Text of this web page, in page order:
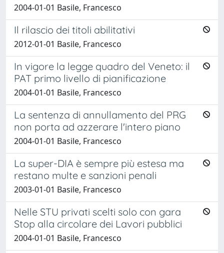
2004-01-01 Basile, Francesco
Il rilascio dei titoli abilitativi
2012-01-01 Basile, Francesco
In vigore la legge quadro del Veneto: il
PAT primo livello di pianificazione
2004-01-01 Basile, Francesco
La sentenza di annullamento del PRG
non porta ad azzerare l'intero piano
2004-01-01 Basile, Francesco
La super-DIA è sempre più estesa ma
restano multe e sanzioni penali
2003-01-01 Basile, Francesco
Nelle STU privati scelti solo con gara
Stop alla circolare dei Lavori pubblici
2004-01-01 Basile, Francesco